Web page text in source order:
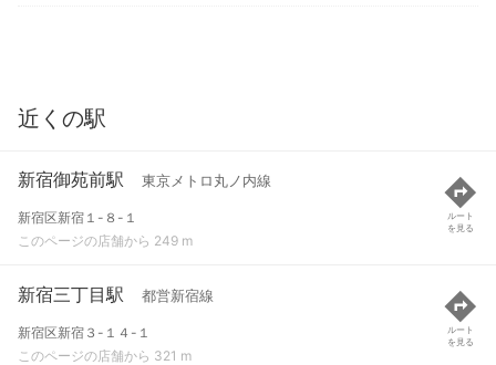
近くの駅
新宿御苑前駅 東京メトロ丸ノ内線
新宿区新宿１-８-１
このページの店舗から 249 m
ルート
を見る
新宿三丁目駅 都営新宿線
新宿区新宿３-１４-１
このページの店舗から 321 m
ルート
を見る